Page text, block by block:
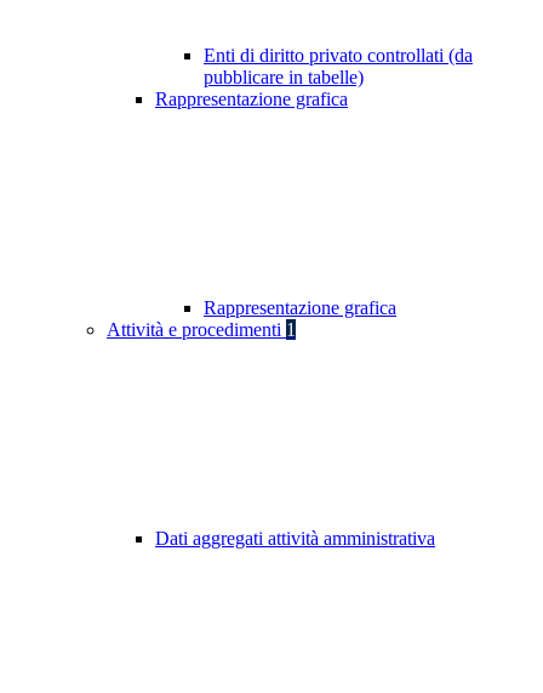
Enti di diritto privato controllati (da
pubblicare in tabelle)
Rappresentazione grafica
Rappresentazione grafica
Attività e procedimenti 1
Dati aggregati attività amministrativa